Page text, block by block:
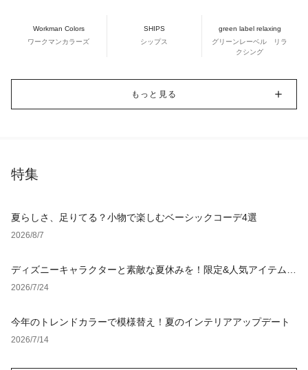
Workman Colors
ワークマンカラーズ
SHIPS
シップス
green label relaxing
グリーンレーベル リラ
クシング
もっと見る
特集
夏らしさ、足りてる？小物で楽しむベーシックコーデ4選
2026/8/7
ディズニーキャラクターと素敵な夏休みを！限定&人気アイテム特
集
2026/7/24
今年のトレンドカラーで模様替え！夏のインテリアアップデート
2026/7/14